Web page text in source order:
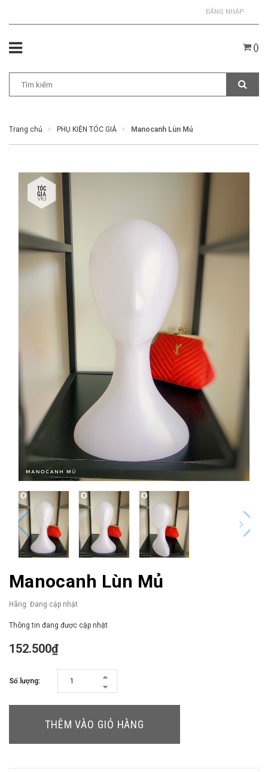
ĐĂNG NHẬP
()
Trang chủ PHỤ KIỆN TÓC GIẢ Manocanh Lùn Mủ
Manocanh Lùn Mủ
Hãng: Đang cập nhật
Thông tin đang được cập nhật
152.500₫
Số lượng:
THÊM VÀO GIỎ HÀNG